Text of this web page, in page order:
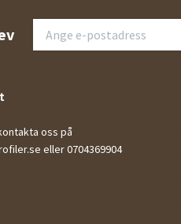
oss på
eller 0704369904